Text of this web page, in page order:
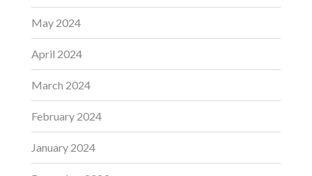
May 2024
April 2024
March 2024
February 2024
January 2024